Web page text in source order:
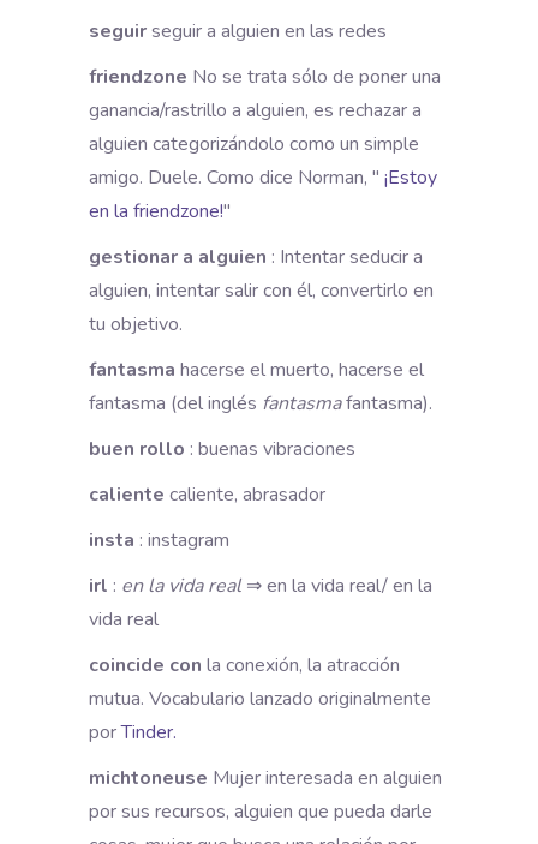
seguirseguir a alguien en las redes
friendzone No se trata sólo de poner una
ganancia/rastrillo a alguien, es rechazar a
alguien categorizándolo como un simple
amigo. Duele. Como dice Norman, " ¡Estoy
en la friendzone!"
gestionar a alguien : Intentar seducir a
alguien, intentar salir con él, convertirlo en
tu objetivo.
fantasma hacerse el muerto, hacerse el
fantasma (del inglés fantasmafantasma).
buen rollo : buenas vibraciones
caliente caliente, abrasador
insta : instagram
irl : en la vida real ⇒ en la vida real/ en la
vida real
coincide con la conexión, la atracción
mutua. Vocabulario lanzado originalmente
porTinder.
michtoneuse Mujer interesada en alguien
por sus recursos, alguien que pueda darle